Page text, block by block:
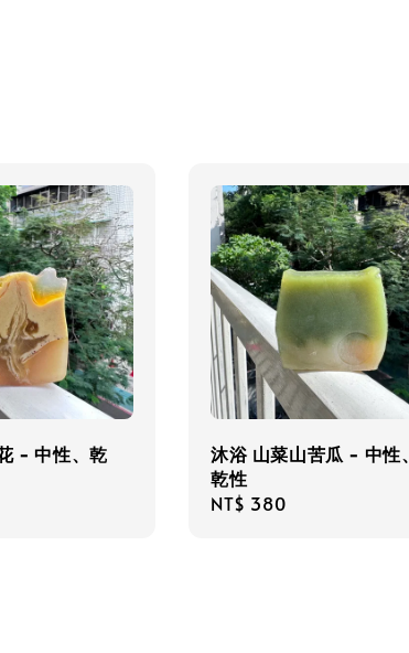
- 中性、乾
沐浴 山菜山苦瓜 - 中性、
乾性
Regular
NT$ 380